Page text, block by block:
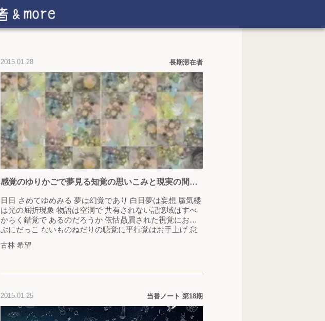
2015.01.28 長期滞在者
感覚のゆりかごで夢見る知覚の思いこみと現実の間に
日日 さめてゆめみる 夢は幻覚であり 白日夢は妄想 蜃気楼
は光の屈折現象 物語は空洞で 共有されない記憶域はすべ
からく錯覚で あるのだろうか 依怙贔屓された視覚におん
ぶにだっこ ないものねだりの聴覚に平行覚はお手上げ 怠
過ぎる よぎる 湧き上がる わきあがる 穿つ うがつ 翳る か
古林 希望
2015.01.25 当番ノート 第18期